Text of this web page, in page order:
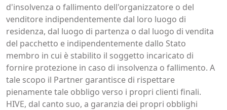
d'insolvenza o fallimento dell'organizzatore o del
venditore indipendentemente dal loro luogo di
residenza, dal luogo di partenza o dal luogo di vendita
del pacchetto e indipendentemente dallo Stato
membro in cui è stabilito il soggetto incaricato di
fornire protezione in caso di insolvenza o fallimento. A
tale scopo il Partner garantisce di rispettare
pienamente tale obbligo verso i propri clienti finali.
HIVE, dal canto suo, a garanzia dei propri obblighi